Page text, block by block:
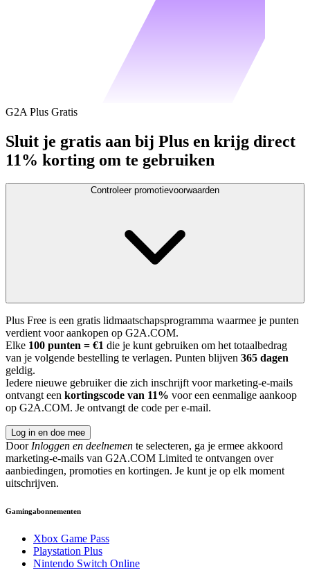
G2A Plus Gratis
Sluit je gratis aan bij Plus en krijg direct
11% korting om te gebruiken
Controleer promotievoorwaarden
Plus Free is een gratis lidmaatschapsprogramma waarmee je punten
verdient voor aankopen op G2A.COM.
Elke 100 punten = €1 die je kunt gebruiken om het totaalbedrag
van je volgende bestelling te verlagen. Punten blijven 365 dagen
geldig.
Iedere nieuwe gebruiker die zich inschrijft voor marketing-e-mails
ontvangt een kortingscode van 11% voor een eenmalige aankoop
op G2A.COM. Je ontvangt de code per e-mail.
Log in en doe mee
DoorInloggen en deelnemen te selecteren, ga je ermee akkoord
marketing-e-mails van G2A.COM Limited te ontvangen over
aanbiedingen, promoties en kortingen. Je kunt je op elk moment
uitschrijven.
Gamingabonnementen
Xbox Game Pass
Playstation Plus
Nintendo Switch Online